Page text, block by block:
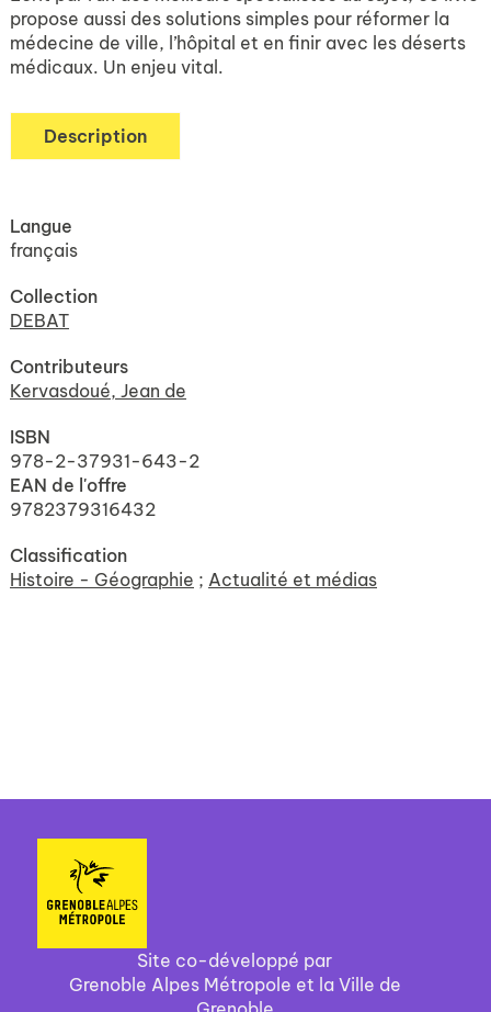
propose aussi des solutions simples pour réformer la
médecine de ville, l’hôpital et en finir avec les déserts
médicaux. Un enjeu vital.
Description
Langue
français
Collection
DEBAT
Contributeurs
Kervasdoué, Jean de
ISBN
978-2-37931-643-2
EAN de l'offre
9782379316432
Classification
Histoire - Géographie ; Actualité et médias
Site co-développé par
Grenoble Alpes Métropole et la Ville de